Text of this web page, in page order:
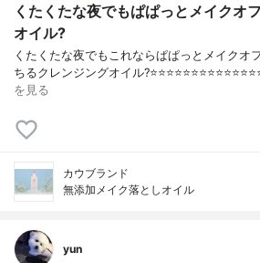
くたくたな夜でもぱぱっとメイクオ
オイル?
くたくたな夜でもこれならぱぱっとメイクオ
ちるクレンジングオイル
を見る
カウブランド
無添加メイク落としオイル
yun